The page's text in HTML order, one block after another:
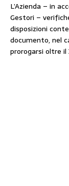
L’Azienda – in
Gestori –
disposizioni
documento, nel
prorogarsi oltre il